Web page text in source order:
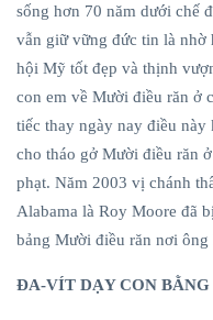
sống hơn 70 năm dưới chế
vẫn giữ vững đức tin là nhờ
hội Mỹ tốt đẹp và thịnh
con em về Mười điều răn ở
tiếc thay ngày nay điều
cho tháo gở Mười điều răn
phạt. Năm 2003 vị chánh
Alabama là Roy Moore đã
bảng Mười điều răn nơi ông
ĐA-VÍT DẠY CON BẰNG